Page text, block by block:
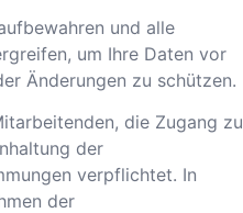
und alle
um Ihre Daten vor
Änderungen zu schützen.
die Zugang zu
der
verpflichtet. In
der